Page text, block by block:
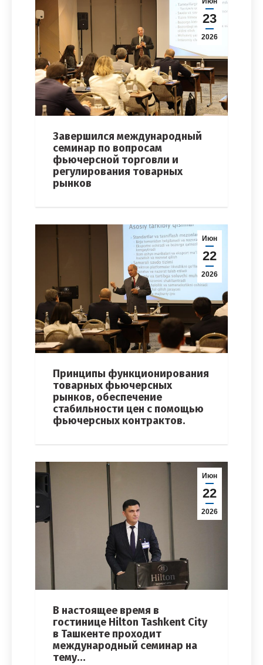
23
2026
Завершился международный
семинар по вопросам
фьючерсной торговли и
регулирования товарных
рынков
Июн
22
2026
Принципы функционирования
товарных фьючерсных
рынков, обеспечение
стабильности цен с помощью
фьючерсных контрактов.
Июн
22
2026
В настоящее время в
гостинице Hilton Tashkent City
в Ташкенте проходит
международный семинар на
тему…